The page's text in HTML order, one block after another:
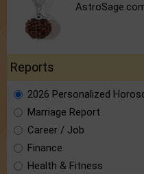
Reports
2026 Personalized
Marriage Report
Career / Job
Finance
Health & Fitness